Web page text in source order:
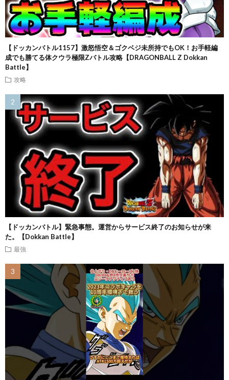
【ドッカンバトル1157】激怒悟空＆ゴクベジ未所持でもOK！お手軽編
成でも勝てる体クウラ極限Zバトル攻略【DRAGONBALL Z Dokkan
Battle】
攻略
【ドッカンバトル】緊急事態。運営からサービス終了のお知らせが来
た。【Dokkan Battle】
最強